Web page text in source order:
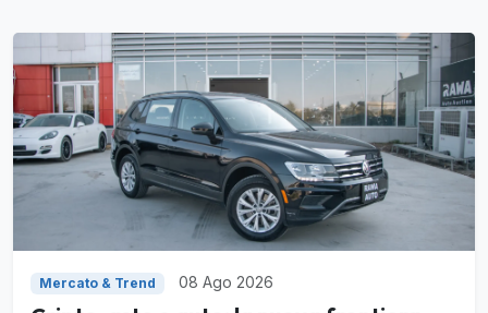
Mercato & Trend 08 Ago 2026